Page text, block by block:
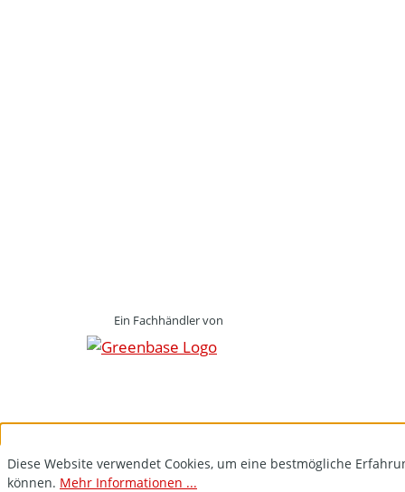
Ein Fachhändler von
Diese Website verwendet Cookies, um eine bestmögliche
können. Mehr Informationen ...